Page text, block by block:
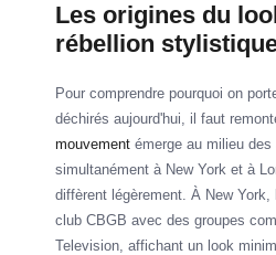
Les origines du
rébellion
Pour comprendre pourquoi on
déchirés aujourd'hui, il faut
mouvement émerge au milieu des
simultanément à New York et à
diffèrent légèrement. À New
club CBGB avec des groupes
Television, affichant un look